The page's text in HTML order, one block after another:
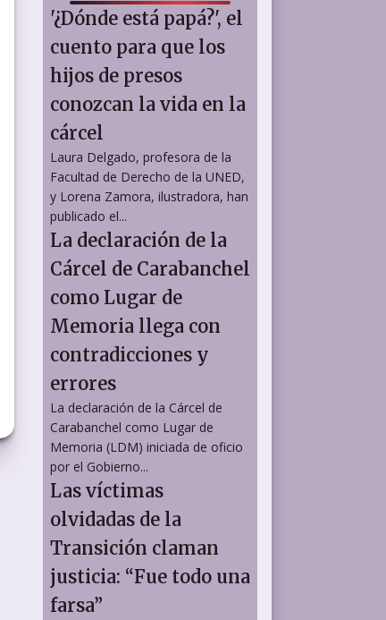
'¿Dónde está papá?', el
cuento para que los
hijos de presos
conozcan la vida en la
cárcel
Laura Delgado, profesora de la
Facultad de Derecho de la UNED,
y Lorena Zamora, ilustradora, han
publicado el...
La declaración de la
Cárcel de Carabanchel
como Lugar de
Memoria llega con
contradicciones y
errores
La declaración de la Cárcel de
Carabanchel como Lugar de
Memoria (LDM) iniciada de oficio
por el Gobierno...
Las víctimas
olvidadas de la
Transición claman
justicia: “Fue todo una
farsa”